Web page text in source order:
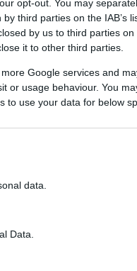
opt-out. You may
third parties on the IAB’s
by us to third parties on
it to other third parties.
Google services and
or usage behaviour. You
to use your data for below
data.
Data.